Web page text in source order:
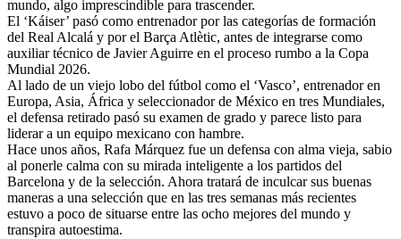
mundo, algo imprescindible para trascender.
El ‘Káiser’ pasó como entrenador por las categorías de formación
del Real Alcalá y por el Barça Atlètic, antes de integrarse como
auxiliar técnico de Javier Aguirre en el proceso rumbo a la Copa
Mundial 2026.
Al lado de un viejo lobo del fútbol como el ‘Vasco’, entrenador en
Europa, Asia, África y seleccionador de México en tres Mundiales,
el defensa retirado pasó su examen de grado y parece listo para
liderar a un equipo mexicano con hambre.
Hace unos años, Rafa Márquez fue un defensa con alma vieja, sabio
al ponerle calma con su mirada inteligente a los partidos del
Barcelona y de la selección. Ahora tratará de inculcar sus buenas
maneras a una selección que en las tres semanas más recientes
estuvo a poco de situarse entre las ocho mejores del mundo y
transpira autoestima.